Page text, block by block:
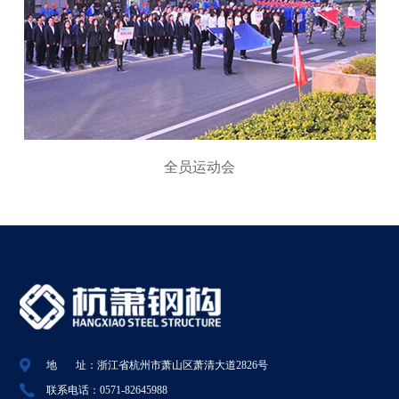
全员运动会
地 址：浙江省杭州市萧山区萧清大道2826号
联系电话：0571-82645988